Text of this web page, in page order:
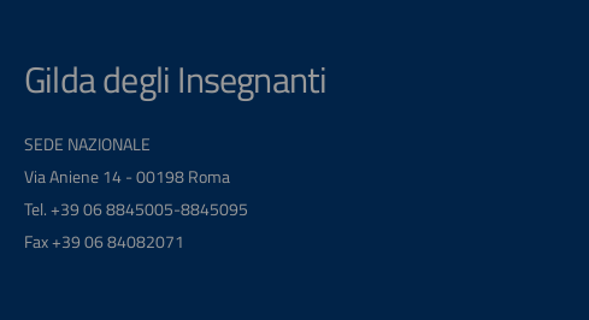
Gilda degli Insegnanti
SEDE NAZIONALE
Via Aniene 14 - 00198 Roma
Tel. +39 06 8845005-8845095
Fax +39 06 84082071